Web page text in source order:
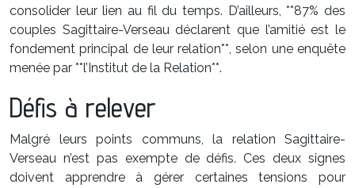
consolider leur lien au fil du temps. D’ailleurs, **87% des
couples Sagittaire-Verseau déclarent que l’amitié est le
fondement principal de leur relation**, selon une enquête
menée par **l’Institut de la Relation**.
Défis à relever
Malgré leurs points communs, la relation Sagittaire-
Verseau n’est pas exempte de défis. Ces deux signes
doivent apprendre à gérer certaines tensions pour